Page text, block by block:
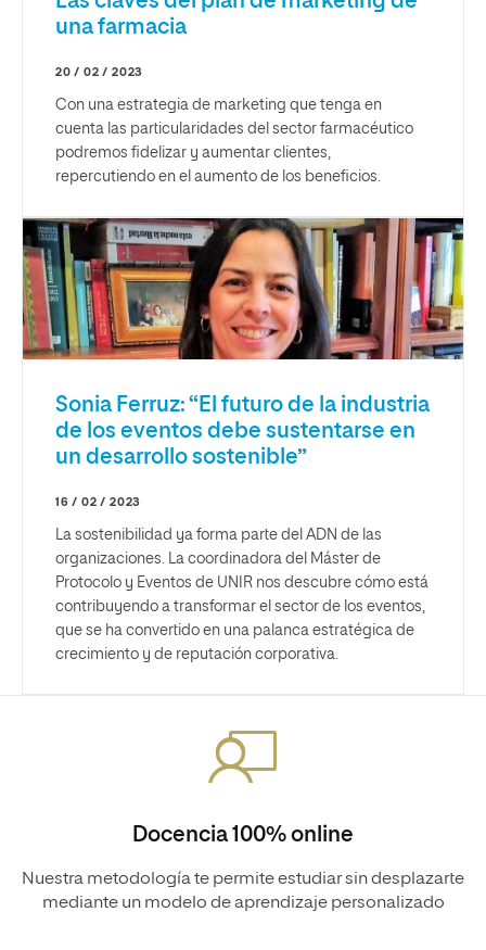
una farmacia
20 / 02 / 2023
Con una estrategia de marketing que tenga en
cuenta las particularidades del sector farmacéutico
podremos fidelizar y aumentar clientes,
repercutiendo en el aumento de los beneficios.
Sonia Ferruz: “El futuro de la industria
de los eventos debe sustentarse en
un desarrollo sostenible”
16 / 02 / 2023
La sostenibilidad ya forma parte del ADN de las
organizaciones. La coordinadora del Máster de
Protocolo y Eventos de UNIR nos descubre cómo está
contribuyendo a transformar el sector de los eventos,
que se ha convertido en una palanca estratégica de
crecimiento y de reputación corporativa.
Docencia 100% online
Nuestra metodología te permite estudiar sin desplazarte
mediante un modelo de aprendizaje personalizado